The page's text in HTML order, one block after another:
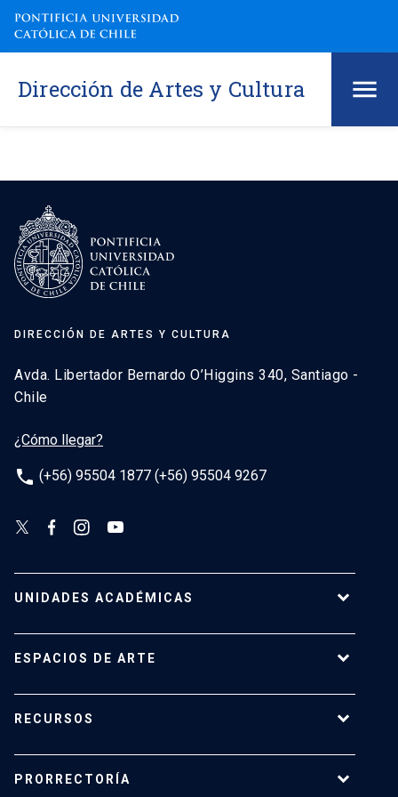
Dirección de Artes y Cultura
DIRECCIÓN DE ARTES Y CULTURA
Avda. Libertador Bernardo O’Higgins 340, Santiago -
Chile
¿Cómo llegar?
phone (+56) 95504 1877 (+56) 95504 9267
UNIDADES ACADÉMICAS
Escuela de Arte
Escuela de Diseño
Facultad de Comunicaciones
ESPACIOS DE ARTE
Galería Macchina
Espacio Vilches
RECURSOS
PRORRECTORÍA